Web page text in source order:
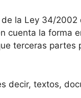
la Ley 34/2002
cuenta la forma
terceras partes
decir, textos,